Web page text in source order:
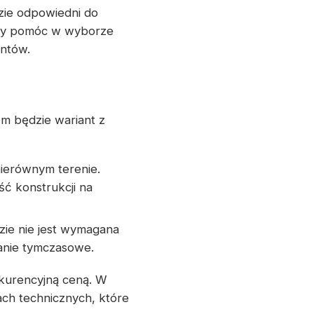
odpowiedni do
pomóc w wyborze
będzie wariant z
terenie.
konstrukcji na
nie jest wymagana
tymczasowe.
ceną. W
technicznych, które